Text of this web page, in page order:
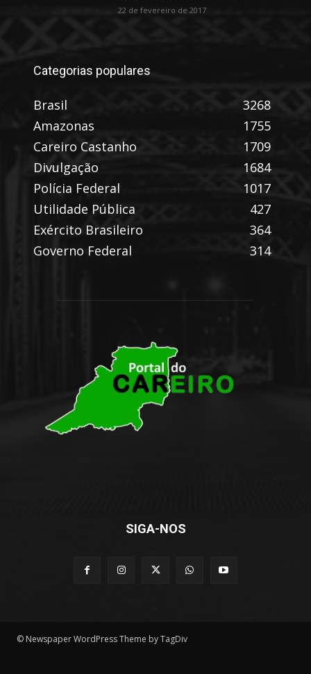
22 de fevereiro de 2017
Categorias populares
Brasil
3268
Amazonas
1755
Careiro Castanho
1709
Divulgação
1684
Polícia Federal
1017
Utilidade Pública
427
Exército Brasileiro
364
Governo Federal
314
SIGA-NOS
© Newspaper WordPress Theme by TagDiv